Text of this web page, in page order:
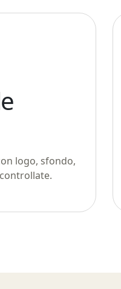
logo, sfondo,